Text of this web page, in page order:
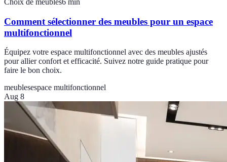
Choix de meubles6 min
Comment sélectionner des meubles pour un espace
multifonctionnel
Équipez votre espace multifonctionnel avec des meubles ajustés
pour allier confort et efficacité. Suivez notre guide pratique pour
faire le bon choix.
meublesespace multifonctionnel
Aug 8